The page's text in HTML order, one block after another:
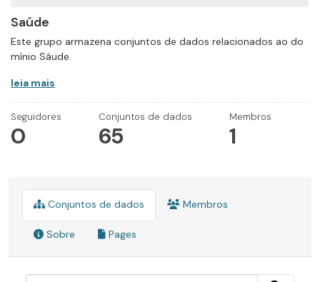
Saúde
Este grupo armazena conjuntos de dados relacionados ao do
mínio Sáude.
leia mais
Seguidores
0
Conjuntos de dados
65
Membros
1
Conjuntos de dados Membros
Sobre Pages